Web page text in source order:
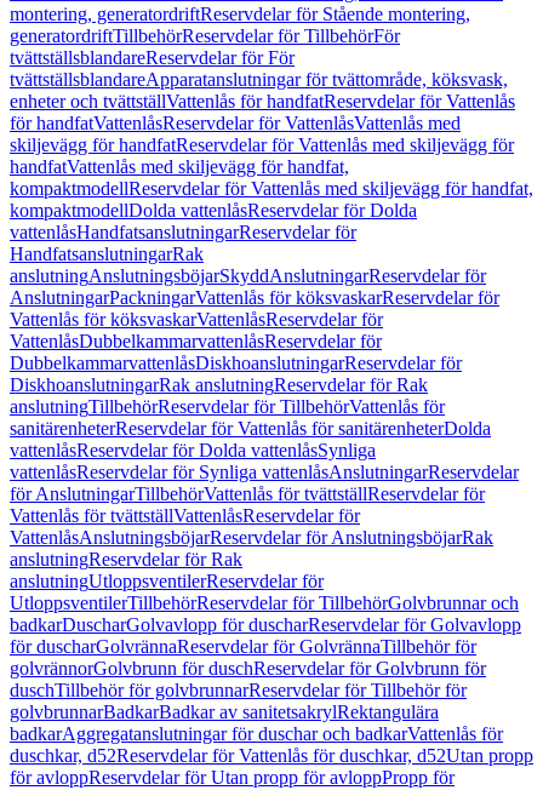
montering, generatordriftReservdelar för Stående montering,
generatordriftTillbehörReservdelar för TillbehörFör
tvättställsblandareReservdelar för För
tvättställsblandareApparatanslutningar för tvättområde, köksvask,
enheter och tvättställVattenlås för handfatReservdelar för Vattenlås
för handfatVattenlåsReservdelar för VattenlåsVattenlås med
skiljevägg för handfatReservdelar för Vattenlås med skiljevägg för
handfatVattenlås med skiljevägg för handfat,
kompaktmodellReservdelar för Vattenlås med skiljevägg för handfat,
kompaktmodellDolda vattenlåsReservdelar för Dolda
vattenlåsHandfatsanslutningarReservdelar för
HandfatsanslutningarRak
anslutningAnslutningsböjarSkyddAnslutningarReservdelar för
AnslutningarPackningarVattenlås för köksvaskarReservdelar för
Vattenlås för köksvaskarVattenlåsReservdelar för
VattenlåsDubbelkammarvattenlåsReservdelar för
DubbelkammarvattenlåsDiskhoanslutningarReservdelar för
DiskhoanslutningarRak anslutningReservdelar för Rak
anslutningTillbehörReservdelar för TillbehörVattenlås för
sanitärenheterReservdelar för Vattenlås för sanitärenheterDolda
vattenlåsReservdelar för Dolda vattenlåsSynliga
vattenlåsReservdelar för Synliga vattenlåsAnslutningarReservdelar
för AnslutningarTillbehörVattenlås för tvättställReservdelar för
Vattenlås för tvättställVattenlåsReservdelar för
VattenlåsAnslutningsböjarReservdelar för AnslutningsböjarRak
anslutningReservdelar för Rak
anslutningUtloppsventilerReservdelar för
UtloppsventilerTillbehörReservdelar för TillbehörGolvbrunnar och
badkarDuscharGolvavlopp för duscharReservdelar för Golvavlopp
för duscharGolvrännaReservdelar för GolvrännaTillbehör för
golvrännorGolvbrunn för duschReservdelar för Golvbrunn för
duschTillbehör för golvbrunnarReservdelar för Tillbehör för
golvbrunnarBadkarBadkar av sanitetsakrylRektangulära
badkarAggregatanslutningar för duschar och badkarVattenlås för
duschkar, d52Reservdelar för Vattenlås för duschkar, d52Utan propp
för avloppReservdelar för Utan propp för avloppPropp för